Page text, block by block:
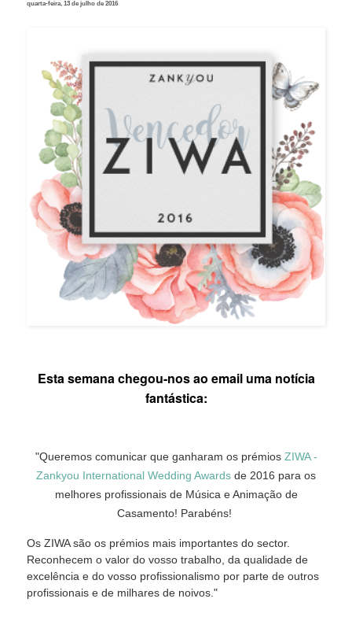
quarta-feira, 13 de julho de 2016
Esta semana chegou-nos ao email uma notícia
fantástica:
"Queremos comunicar que ganharam os prémios ZIWA -
Zankyou International Wedding Awards de 2016 para os
melhores profissionais de Música e Animação de
Casamento! Parabéns!
Os ZIWA são os prémios mais importantes do sector.
Reconhecem o valor do vosso trabalho, da qualidade de
excelência e do vosso profissionalismo por parte de outros
profissionais e de milhares de noivos."